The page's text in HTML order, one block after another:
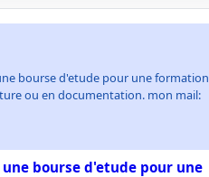
bourse d'etude pour une formation
ou en documentation. mon mail:
bourse d'etude pour une